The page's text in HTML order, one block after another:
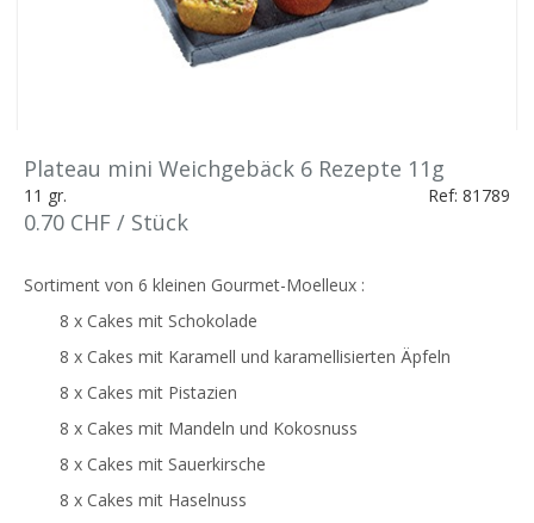
Plateau mini Weichgebäck 6 Rezepte 11g
11 gr. Ref: 81789
0.70 CHF / Stück
Sortiment von 6 kleinen Gourmet-Moelleux :
8 x Cakes mit Schokolade
8 x Cakes mit Karamell und karamellisierten Äpfeln
8 x Cakes mit Pistazien
8 x Cakes mit Mandeln und Kokosnuss
8 x Cakes mit Sauerkirsche
8 x Cakes mit Haselnuss